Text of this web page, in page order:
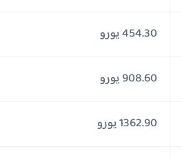
454.30 يورو
908.60 يورو
1362.90 يورو